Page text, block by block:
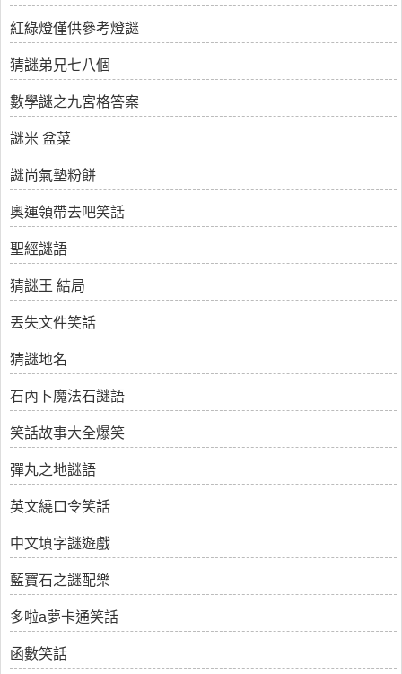
紅綠燈僅供參考燈謎
猜謎弟兄七八個
數學謎之九宮格答案
謎米 盆菜
謎尚氣墊粉餅
奧運領帶去吧笑話
聖經謎語
猜謎王 結局
丟失文件笑話
猜謎地名
石內卜魔法石謎語
笑話故事大全爆笑
彈丸之地謎語
英文繞口令笑話
中文填字謎遊戲
藍寶石之謎配樂
多啦a夢卡通笑話
函數笑話